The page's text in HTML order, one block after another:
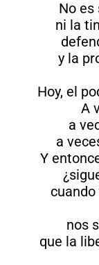
No es
ni la
y la
Hoy, el
A
a
a
Y
nos
que la